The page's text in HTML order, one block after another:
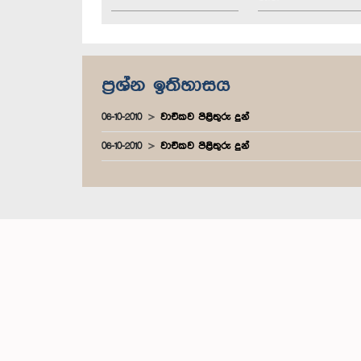
ප්‍රශ්න ඉතිහාසය
06-10-2010 වාචිකව පිළිතුරු දුන්
06-10-2010 වාචිකව පිළිතුරු දුන්